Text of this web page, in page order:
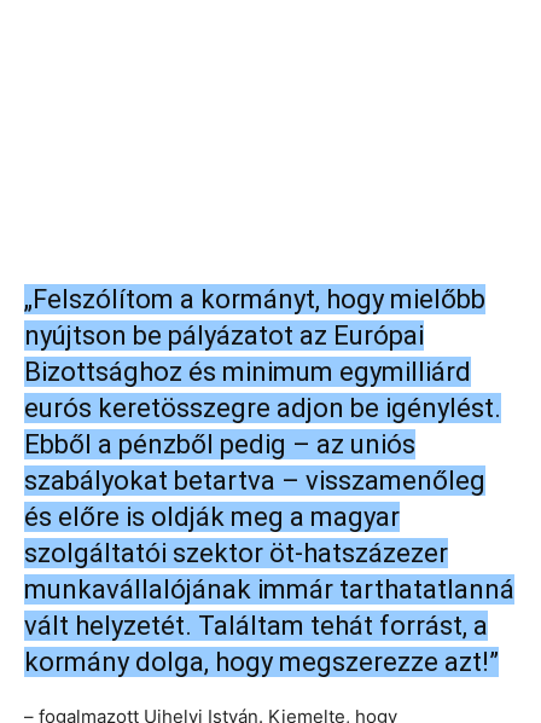
„Felszólítom a kormányt, hogy mielőbb
nyújtson be pályázatot az Európai
Bizottsághoz és minimum egymilliárd
eurós keretösszegre adjon be igénylést.
Ebből a pénzből pedig – az uniós
szabályokat betartva – visszamenőleg
és előre is oldják meg a magyar
szolgáltatói szektor öt-hatszázezer
munkavállalójának immár tarthatatlanná
vált helyzetét. Találtam tehát forrást, a
kormány dolga, hogy megszerezze azt!”
– fogalmazott Ujhelyi István. Kiemelte, hogy